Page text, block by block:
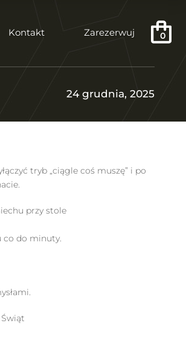
Kontakt Zarezerwuj 0
24 grudnia, 2025
tryb „ciągle coś muszę” i po
przy stole
co do minuty.